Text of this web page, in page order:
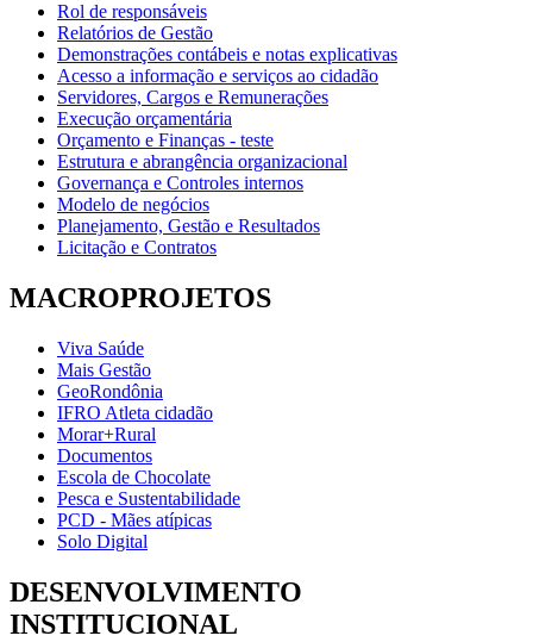
Rol de responsáveis
Relatórios de Gestão
Demonstrações contábeis e notas explicativas
Acesso a informação e serviços ao cidadão
Servidores, Cargos e Remunerações
Execução orçamentária
Orçamento e Finanças - teste
Estrutura e abrangência organizacional
Governança e Controles internos
Modelo de negócios
Planejamento, Gestão e Resultados
Licitação e Contratos
MACROPROJETOS
Viva Saúde
Mais Gestão
GeoRondônia
IFRO Atleta cidadão
Morar+Rural
Documentos
Escola de Chocolate
Pesca e Sustentabilidade
PCD - Mães atípicas
Solo Digital
DESENVOLVIMENTO
INSTITUCIONAL